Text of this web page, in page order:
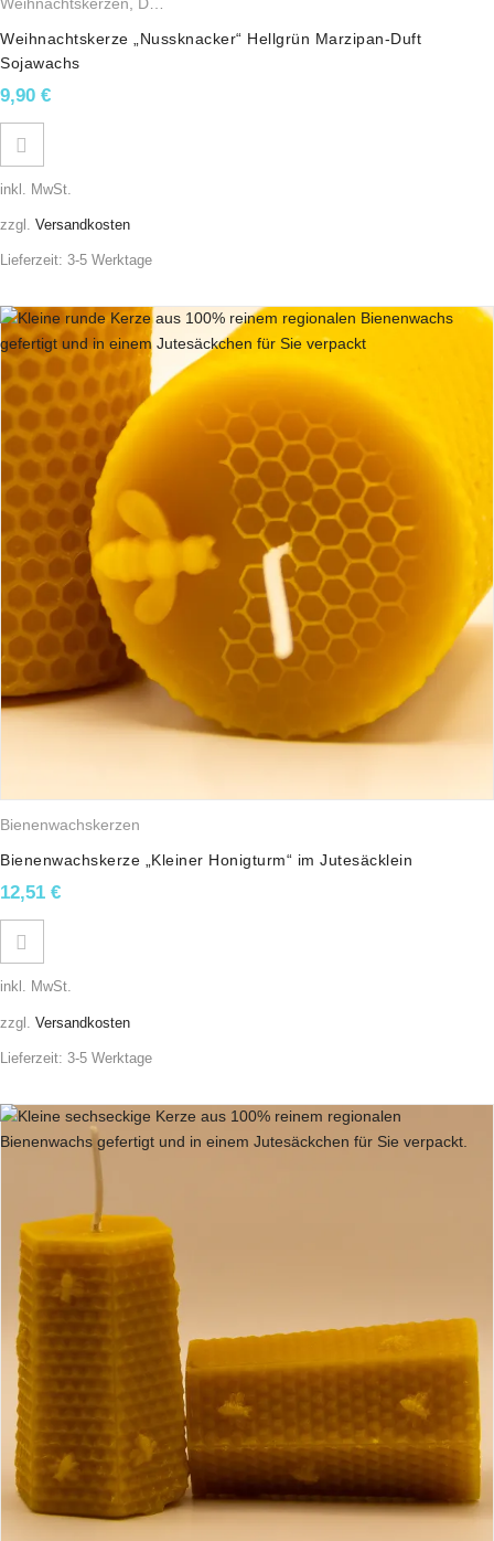
Weihnachtskerze „Nussknacker“ Hellgrün Marzipan-Duft
Sojawachs
9,90 €
inkl. MwSt.
zzgl. Versandkosten
Lieferzeit: 3-5 Werktage
Bienenwachskerzen
Bienenwachskerze „Kleiner Honigturm“ im Jutesäcklein
12,51 €
inkl. MwSt.
zzgl. Versandkosten
Lieferzeit: 3-5 Werktage